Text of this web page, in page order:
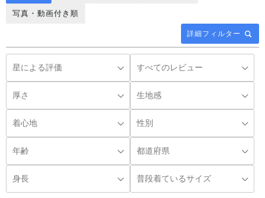
詳細フィルター
写真・動画付き順